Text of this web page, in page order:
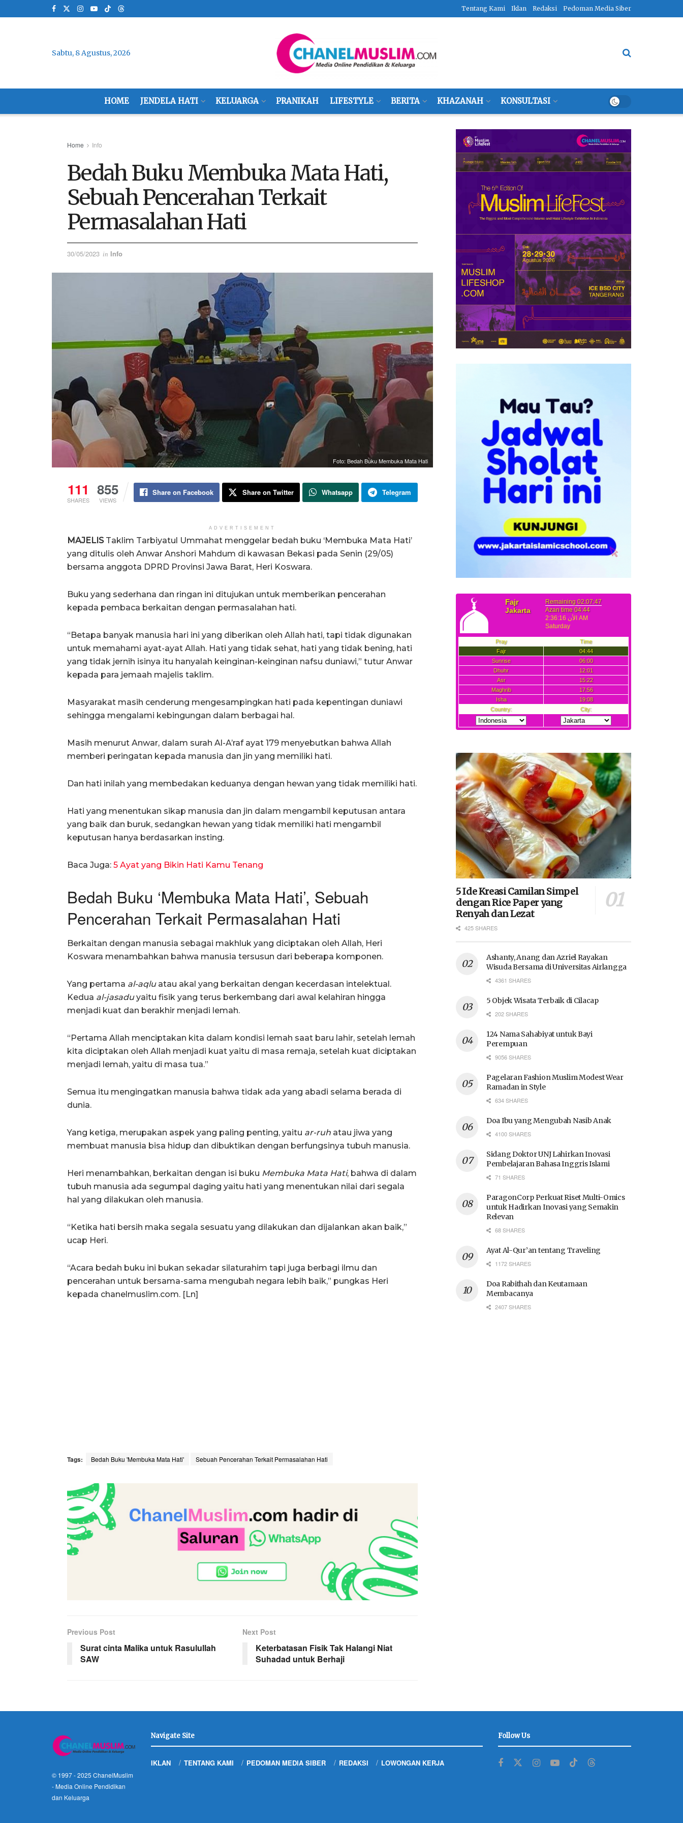
Tentang Kami Iklan Redaksi Pedoman Media Siber
Sabtu, 8 Agustus, 2026
HOME JENDELA HATI KELUARGA PRANIKAH LIFESTYLE BERITA KHAZANAH KONSULTASI
Home Info
Bedah Buku Membuka Mata Hati,
Sebuah Pencerahan Terkait
Permasalahan Hati
30/05/2023 in Info
Foto: Bedah Buku Membuka Mata Hati
111
SHARES
855
VIEWS
Share on Facebook Share on Twitter Whatsapp Telegram
ADVERTISEMENT
MAJELISTaklim Tarbiyatul Ummahat menggelar bedah buku ‘Membuka Mata Hati’
yang ditulis oleh Anwar Anshori Mahdum di kawasan Bekasi pada Senin (29/05)
bersama anggota DPRD Provinsi Jawa Barat, Heri Koswara.
Buku yang sederhana dan ringan ini ditujukan untuk memberikan pencerahan
kepada pembaca berkaitan dengan permasalahan hati.
“Betapa banyak manusia hari ini yang diberikan oleh Allah hati, tapi tidak digunakan
untuk memahami ayat-ayat Allah. Hati yang tidak sehat, hati yang tidak bening, hati
yang tidak jernih isinya itu hanyalah keinginan-keinginan nafsu duniawi,” tutur Anwar
kepada para jemaah majelis taklim.
Masyarakat masih cenderung mengesampingkan hati pada kepentingan duniawi
sehingga mengalami kebingungan dalam berbagai hal.
Masih menurut Anwar, dalam surah Al-A’raf ayat 179 menyebutkan bahwa Allah
memberi peringatan kepada manusia dan jin yang memiliki hati.
Dan hati inilah yang membedakan keduanya dengan hewan yang tidak memiliki hati.
Hati yang menentukan sikap manusia dan jin dalam mengambil keputusan antara
yang baik dan buruk, sedangkan hewan yang tidak memiliki hati mengambil
keputusan hanya berdasarkan insting.
Baca Juga: 5 Ayat yang Bikin Hati Kamu Tenang
Bedah Buku ‘Membuka Mata Hati’, Sebuah
Pencerahan Terkait Permasalahan Hati
Berkaitan dengan manusia sebagai makhluk yang diciptakan oleh Allah, Heri
Koswara menambahkan bahwa manusia tersusun dari beberapa komponen.
Yang pertama al-aqluatau akal yang berkaitan dengan kecerdasan intelektual.
Kedua al-jasaduyaitu fisik yang terus berkembang dari awal kelahiran hingga
menjadi kuat dan berakhir menjadi lemah.
“Pertama Allah menciptakan kita dalam kondisi lemah saat baru lahir, setelah lemah
kita diciptakan oleh Allah menjadi kuat yaitu di masa remaja, setelah kuat diciptakan
menjadi lemah, yaitu di masa tua.”
Semua itu mengingatkan manusia bahwa tidak ada yang abadi selama berada di
dunia.
Yang ketiga, merupakan aspek yang paling penting, yaitu ar-ruh atau jiwa yang
membuat manusia bisa hidup dan dibuktikan dengan berfungsinya tubuh manusia.
Heri menambahkan, berkaitan dengan isi buku Membuka Mata Hati, bahwa di dalam
tubuh manusia ada segumpal daging yaitu hati yang menentukan nilai dari segala
hal yang dilakukan oleh manusia.
“Ketika hati bersih maka segala sesuatu yang dilakukan dan dijalankan akan baik,”
ucap Heri.
“Acara bedah buku ini bukan sekadar silaturahim tapi juga berbagi ilmu dan
pencerahan untuk bersama-sama mengubah negara lebih baik,” pungkas Heri
kepada chanelmuslim.com. [Ln]
Tags: Bedah Buku 'Membuka Mata Hati' Sebuah Pencerahan Terkait Permasalahan Hati
Previous Post
Surat cinta Malika untuk Rasulullah
SAW
Next Post
Keterbatasan Fisik Tak Halangi Niat
Suhadad untuk Berhaji
5 Ide Kreasi Camilan Simpel
dengan Rice Paper yang
Renyah dan Lezat
425 SHARES
Ashanty, Anang dan Azriel Rayakan
Wisuda Bersama di Universitas Airlangga
4361 SHARES
5 Objek Wisata Terbaik di Cilacap
202 SHARES
124 Nama Sahabiyat untuk Bayi
Perempuan
9056 SHARES
Pagelaran Fashion Muslim Modest Wear
Ramadan in Style
634 SHARES
Doa Ibu yang Mengubah Nasib Anak
4100 SHARES
Sidang Doktor UNJ Lahirkan Inovasi
Pembelajaran Bahasa Inggris Islami
71 SHARES
ParagonCorp Perkuat Riset Multi-Omics
untuk Hadirkan Inovasi yang Semakin
Relevan
68 SHARES
Ayat Al-Qur’an tentang Traveling
1172 SHARES
Doa Rabithah dan Keutamaan
Membacanya
2407 SHARES
© 1997 - 2025 ChanelMuslim
- Media Online Pendidikan
dan Keluarga
Navigate Site
IKLAN TENTANG KAMI PEDOMAN MEDIA SIBER REDAKSI LOWONGAN KERJA
Follow Us